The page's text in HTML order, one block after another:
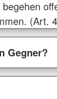
(Art.
Gegner?